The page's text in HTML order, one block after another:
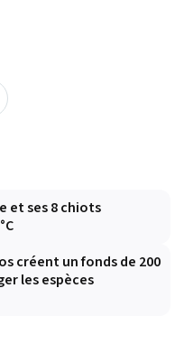
et ses 8 chiots
créent un fonds de 200
les espèces